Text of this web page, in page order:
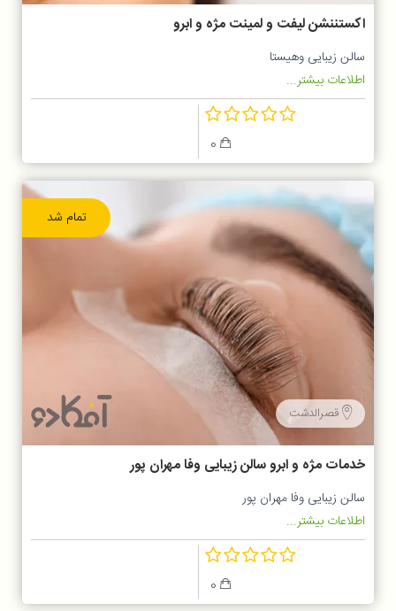
اکستننشن لیفت و لمینت مژه و ابرو
سالن زیبایی وهیستا
اطلاعات بیشتر...
تمام شد
قصرالدشت
خدمات مژه و ابرو سالن زیبایی وفا مهران پور
سالن زیبایی وفا مهران پور
اطلاعات بیشتر...